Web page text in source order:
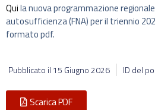
Quila nuova programmazione
autosufficienza (FNA) per il triennio
formato pdf.
Pubblicato il 15 Giugno 2026 ID del
Scarica PDF